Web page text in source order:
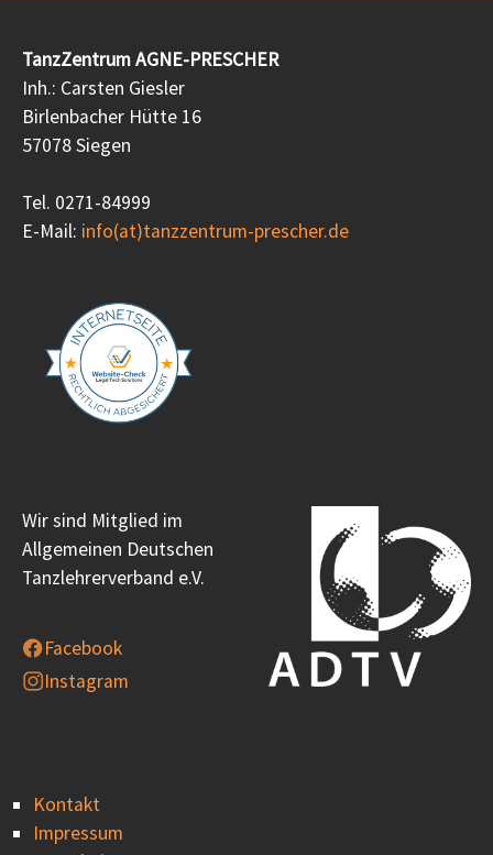
TanzZentrum AGNE-PRESCHER
Inh.: Carsten Giesler
Birlenbacher Hütte 16
57078 Siegen
Tel. 0271-84999
E-Mail: info(at)tanzzentrum-prescher.de
Wir sind Mitglied im
Allgemeinen Deutschen
Tanzlehrerverband e.V.
Facebook
Instagram
Kontakt
Impressum